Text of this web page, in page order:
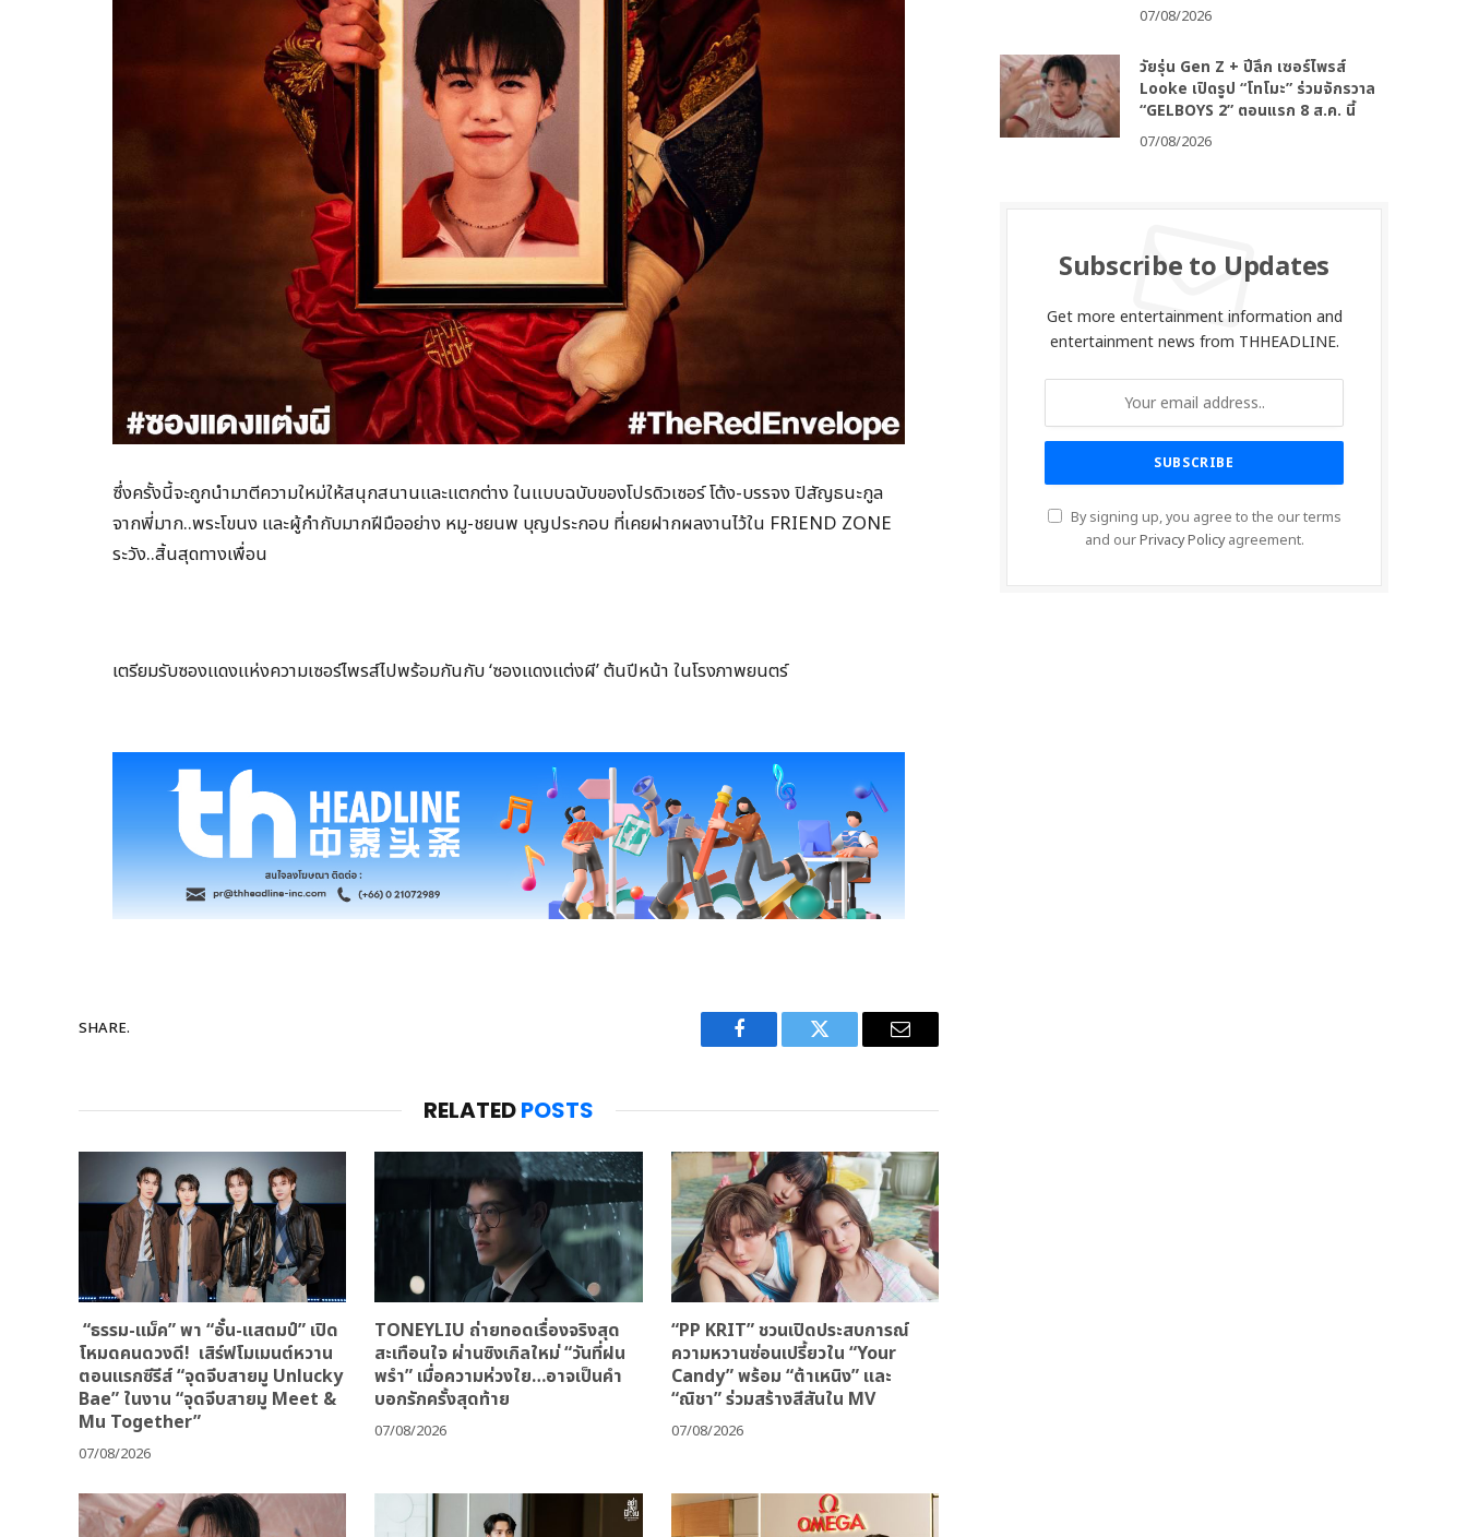
ซึ่งครั้งนี้จะถูกนำมาตีความใหม่ให้สนุกสนานและแตกต่าง ในแบบฉบับของโปรดิวเซอร์ โต้ง-บรรจง ปิสัญธนะกูล
จากพี่มาก..พระโขนง และผู้กำกับมากฝีมืออย่าง หมู-ชยนพ บุญประกอบ ที่เคยฝากผลงานไว้ใน FRIEND ZONE
ระวัง..สิ้นสุดทางเพื่อน
เตรียมรับซองแดงแห่งความเซอร์ไพรส์ไปพร้อมกันกับ ‘ซองแดงแต่งผี’ ต้นปีหน้า ในโรงภาพยนตร์
SHARE.
Facebook Twitter Email
RELATEDPOSTS
“ธรรม-แม็ค” พา “อั๋น-แสตมป์” เปิด
โหมดคนดวงดี! เสิร์ฟโมเมนต์หวาน
ตอนแรกซีรีส์ “จุดจีบสายมู Unlucky
Bae” ในงาน “จุดจีบสายมู Meet &
Mu Together”
07/08/2026
TONEYLIU ถ่ายทอดเรื่องจริงสุด
สะเทือนใจ ผ่านซิงเกิลใหม่ “วันที่ฝน
พรำ” เมื่อความห่วงใย…อาจเป็นคำ
บอกรักครั้งสุดท้าย
07/08/2026
“PP KRIT” ชวนเปิดประสบการณ์
ความหวานซ่อนเปรี้ยวใน “Your
Candy” พร้อม “ต้าเหนิง” และ
“ณิชา” ร่วมสร้างสีสันใน MV
07/08/2026
07/08/2026
วัยรุ่น Gen Z + ปีลึก เซอร์ไพรส์
Looke เปิดรูป “โทโมะ” ร่วมจักรวาล
“GELBOYS 2” ตอนแรก 8 ส.ค. นี้
07/08/2026
Subscribe to Updates
Get more entertainment information and
entertainment news from THHEADLINE.
By signing up, you agree to the our terms
and ourPrivacy Policyagreement.